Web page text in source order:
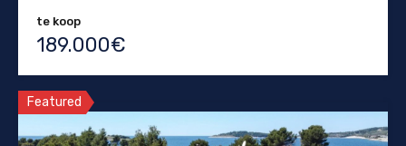
te koop
189.000€
Featured